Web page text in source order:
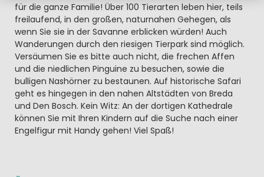
für die ganze Familie! Über 100 Tierarten leben hier, teils
freilaufend, in den großen, naturnahen Gehegen, als
wenn Sie sie in der Savanne erblicken würden! Auch
Wanderungen durch den riesigen Tierpark sind möglich.
Versäumen Sie es bitte auch nicht, die frechen Affen
und die niedlichen Pinguine zu besuchen, sowie die
bulligen Nashörner zu bestaunen. Auf historische Safari
geht es hingegen in den nahen Altstädten von Breda
und Den Bosch. Kein Witz: An der dortigen Kathedrale
können Sie mit Ihren Kindern auf die Suche nach einer
Engelfigur mit Handy gehen! Viel Spaß!